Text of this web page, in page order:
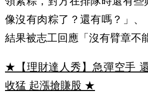
像沒有肉粽了？還有嗎？」、
結果被志工回應「沒有臂章不
★【理財達人秀】急彈空手
收猛 起漲搶賺股 ★